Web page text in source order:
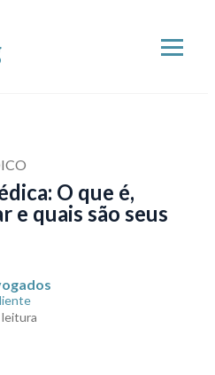
O que é,
e quais são seus